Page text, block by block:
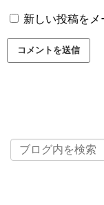
新しい投稿をメ